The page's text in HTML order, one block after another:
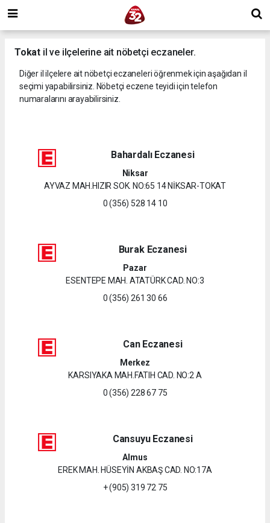
Tokat il ve ilçelerine ait nöbetçi eczaneler.
Diğer il ilçelere ait nöbetçi eczaneleri öğrenmek için aşağıdan il
seçimi yapabilirsiniz. Nöbetçi eczene teyidi için telefon
numaralarını arayabilirsiniz.
Bahardalı Eczanesi
Niksar
AYVAZ MAH.HIZIR SOK. NO:65 14 NİKSAR-TOKAT
0 (356) 528 14 10
Burak Eczanesi
Pazar
ESENTEPE MAH. ATATÜRK CAD. NO:3
0 (356) 261 30 66
Can Eczanesi
Merkez
KARSIYAKA MAH.FATIH CAD. NO:2 A
0 (356) 228 67 75
Cansuyu Eczanesi
Almus
EREK MAH. HÜSEYİN AKBAŞ CAD. NO:17A
+ (905) 319 72 75